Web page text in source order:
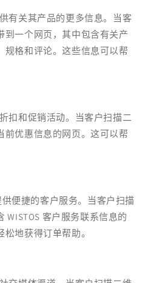
有关其产品的更多信息。当客
到一个网页，其中包含有关产
规格和评论。这些信息可以帮
扣和促销活动。当客户扫描二
前优惠信息的网页。这可以帮
便捷的客户服务。当客户扫描
WISTOS 客户服务联系信息的
地获得订单帮助。